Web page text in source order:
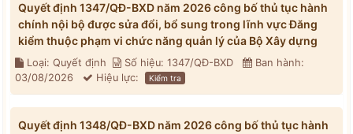
Quyết định 1347/QĐ-BXD năm 2026 công bố thủ tục hành
chính nội bộ được sửa đổi, bổ sung trong lĩnh vực Đăng
kiểm thuộc phạm vi chức năng quản lý của Bộ Xây dựng
Loại: Quyết định Số hiệu: 1347/QĐ-BXD
Ban hành:
03/08/2026
Hiệu lực: Kiểm tra
Quyết định 1348/QĐ-BXD năm 2026 công bố thủ tục hành